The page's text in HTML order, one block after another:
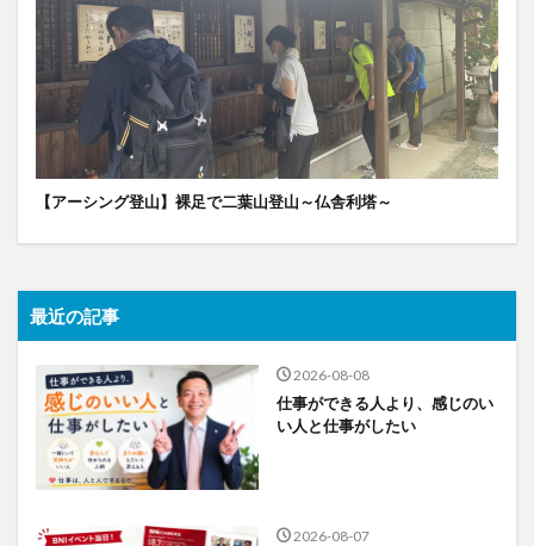
【アーシング登山】裸足で二葉山登山～仏舎利塔～
最近の記事
2026-08-08
仕事ができる人より、感じのい
い人と仕事がしたい
2026-08-07